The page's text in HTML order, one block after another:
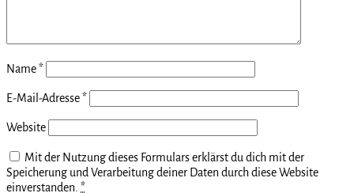
Name*
E-Mail-Adresse*
Website
Mit der Nutzung dieses Formulars erklärst du dich mit der
Speicherung und Verarbeitung deiner Daten durch diese Website
einverstanden. *